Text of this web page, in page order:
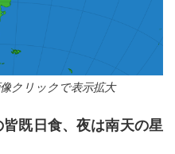
クリックで表示拡大
既日食、夜は南天の星